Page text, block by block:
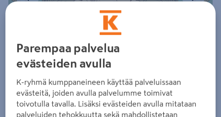
Parempaa palvelua
evästeiden avulla
K-ryhmä kumppaneineen käyttää palveluissaan
evästeitä, joiden avulla palvelumme toimivat
toivotulla tavalla. Lisäksi evästeiden avulla mitataan
palveluiden tehokkuutta sekä mahdollistetaan